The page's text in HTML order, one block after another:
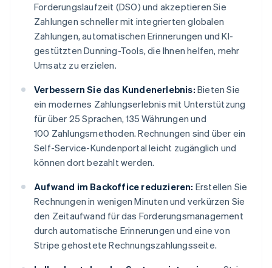
Forderungslaufzeit (DSO) und akzeptieren Sie
Zahlungen schneller mit integrierten globalen
Zahlungen, automatischen Erinnerungen und KI-
gestützten Dunning-Tools, die Ihnen helfen, mehr
Umsatz zu erzielen.
Verbessern Sie das Kundenerlebnis: Bieten Sie
ein modernes Zahlungserlebnis mit Unterstützung
für über 25 Sprachen, 135 Währungen und
100 Zahlungsmethoden. Rechnungen sind über ein
Self-Service-Kundenportal leicht zugänglich und
können dort bezahlt werden.
Aufwand im Backoffice reduzieren: Erstellen Sie
Rechnungen in wenigen Minuten und verkürzen Sie
den Zeitaufwand für das Forderungsmanagement
durch automatische Erinnerungen und eine von
Stripe gehostete Rechnungszahlungsseite.